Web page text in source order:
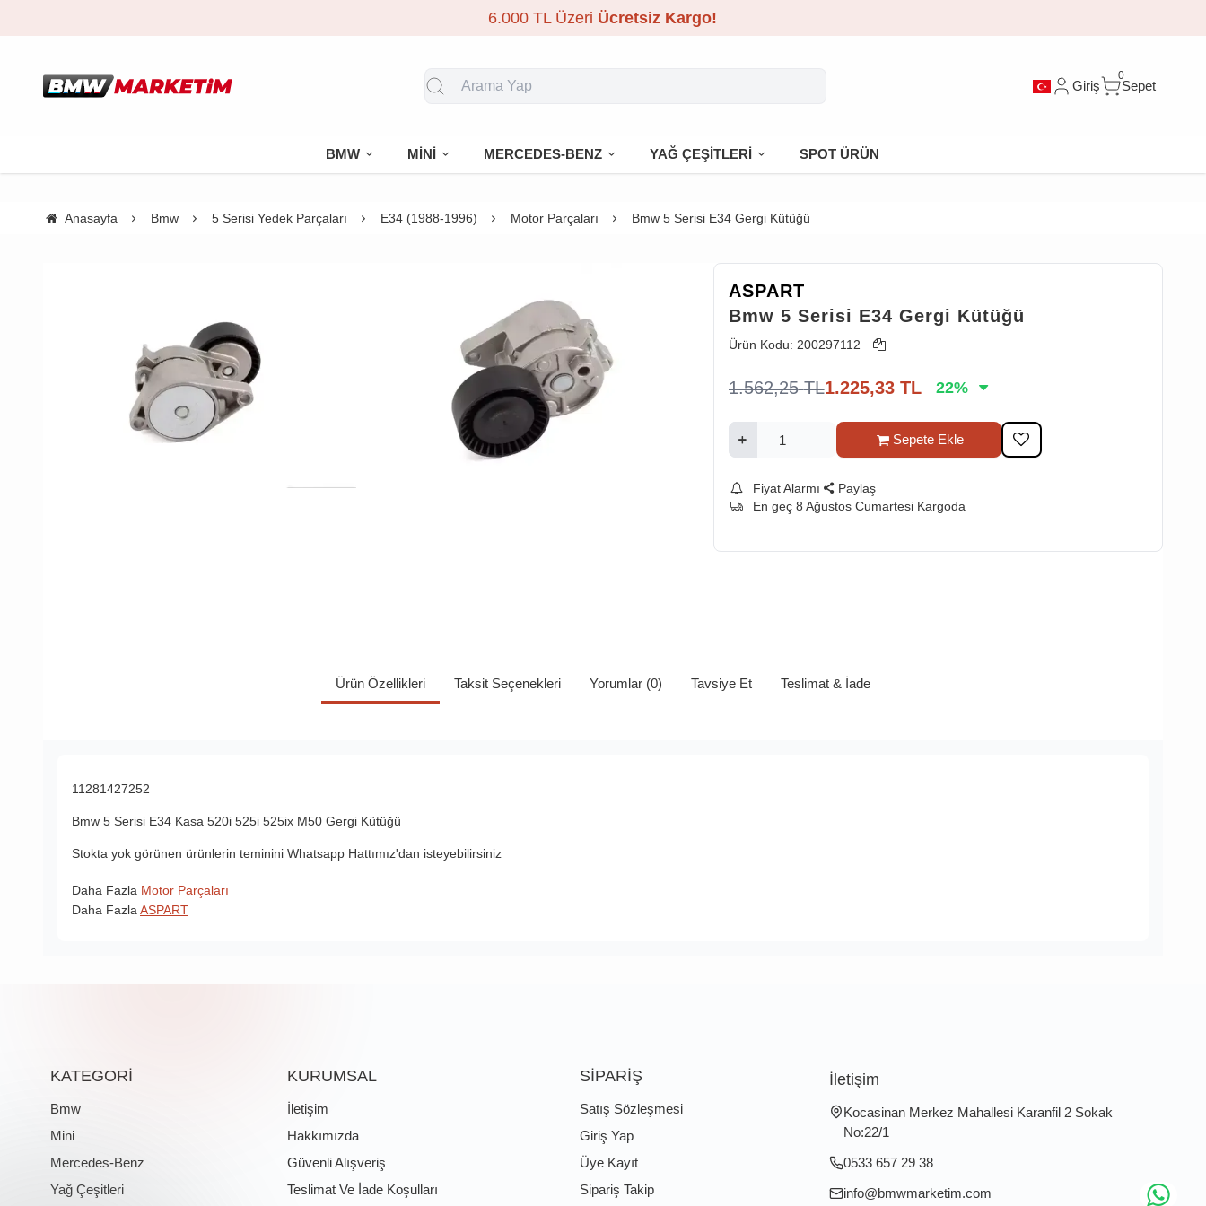
6.000 TL Üzeri Ücretsiz Kargo!
Giriş
0
Sepet
BMW MİNİ MERCEDES-BENZ YAĞ ÇEŞİTLERİ SPOT ÜRÜN
Anasayfa Bmw 5 Serisi Yedek Parçaları E34 (1988-1996) Motor Parçaları Bmw 5 Serisi E34 Gergi Kütüğü
ASPART
Bmw 5 Serisi E34 Gergi Kütüğü
Ürün Kodu: 200297112
1.562,25 TL1.225,33 TL 22%
Sepete Ekle
Fiyat Alarmı
Paylaş
En geç 8 Ağustos Cumartesi Kargoda
Ürün Özellikleri Taksit Seçenekleri Yorumlar (0) Tavsiye Et Teslimat & İade
11281427252
Bmw 5 Serisi E34 Kasa 520i 525i 525ix M50 Gergi Kütüğü
Stokta yok görünen ürünlerin teminini Whatsapp Hattımız'dan isteyebilirsiniz
Daha Fazla Motor Parçaları
Daha Fazla ASPART
KATEGORİ
Bmw
Mini
Mercedes-Benz
Yağ Çeşitleri
KURUMSAL
İletişim
Hakkımızda
Güvenli Alışveriş
Teslimat Ve İade Koşulları
SİPARİŞ
Satış Sözleşmesi
Giriş Yap
Üye Kayıt
Sipariş Takip
İletişim
Kocasinan Merkez Mahallesi Karanfil 2 Sokak
No:22/1
0533 657 29 38
info@bmwmarketim.com